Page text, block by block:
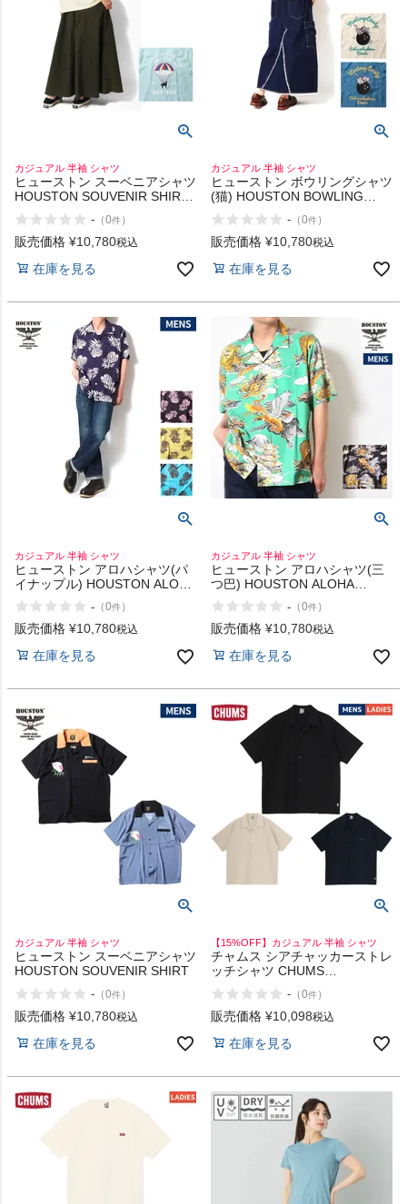
カジュアル 半袖 シャツ
ヒューストン スーベニアシャツ
HOUSTON SOUVENIR SHIRT
(VIETNAM)
- （0件）
販売価格 ¥10,780税込
在庫を見る
カジュアル 半袖 シャツ
ヒューストン ボウリングシャツ
(猫) HOUSTON BOWLING
SHIRT (CAT)
- （0件）
販売価格 ¥10,780税込
在庫を見る
カジュアル 半袖 シャツ
ヒューストン アロハシャツ(パ
イナップル) HOUSTON ALOHA
SHIRT (PINEAPPLE)
- （0件）
販売価格 ¥10,780税込
在庫を見る
カジュアル 半袖 シャツ
ヒューストン アロハシャツ(三
つ巴) HOUSTON ALOHA
SHIRT Three-way battle
- （0件）
販売価格 ¥10,780税込
在庫を見る
カジュアル 半袖 シャツ
ヒューストン スーベニアシャツ
HOUSTON SOUVENIR SHIRT
- （0件）
販売価格 ¥10,780税込
在庫を見る
【15%OFF】カジュアル 半袖 シャツ
チャムス シアチャッカーストレ
ッチシャツ CHUMS
Seerchucker Stretch Shirt
- （0件）
販売価格 ¥10,098税込
在庫を見る